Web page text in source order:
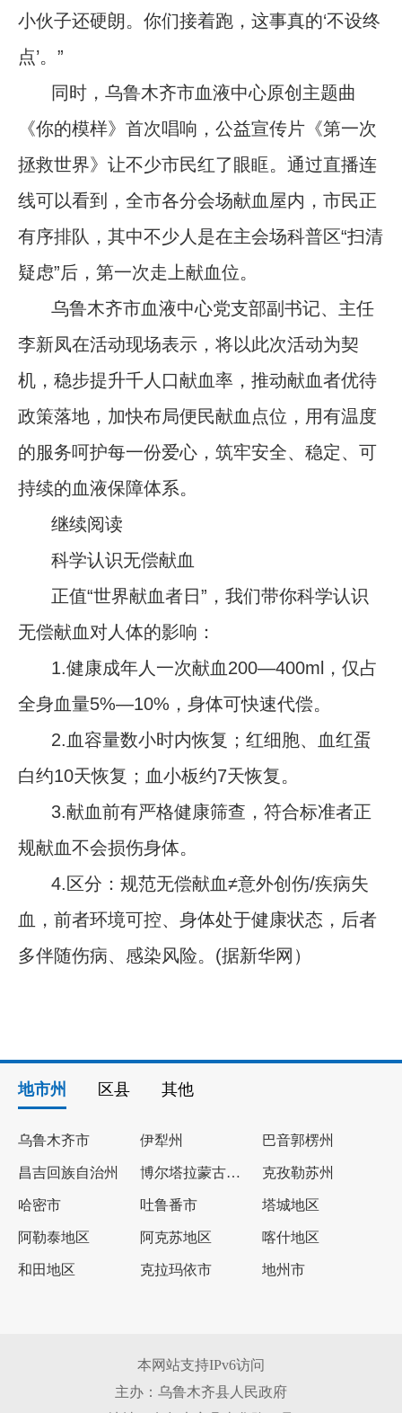
小伙子还硬朗。你们接着跑，这事真的‘不设终
点’。”
同时，乌鲁木齐市血液中心原创主题曲
《你的模样》首次唱响，公益宣传片《第一次
拯救世界》让不少市民红了眼眶。通过直播连
线可以看到，全市各分会场献血屋内，市民正
有序排队，其中不少人是在主会场科普区“扫清
疑虑”后，第一次走上献血位。
乌鲁木齐市血液中心党支部副书记、主任
李新凤在活动现场表示，将以此次活动为契
机，稳步提升千人口献血率，推动献血者优待
政策落地，加快布局便民献血点位，用有温度
的服务呵护每一份爱心，筑牢安全、稳定、可
持续的血液保障体系。
继续阅读
科学认识无偿献血
正值“世界献血者日”，我们带你科学认识
无偿献血对人体的影响：
1.健康成年人一次献血200—400ml，仅占
全身血量5%—10%，身体可快速代偿。
2.血容量数小时内恢复；红细胞、血红蛋
白约10天恢复；血小板约7天恢复。
3.献血前有严格健康筛查，符合标准者正
规献血不会损伤身体。
4.区分：规范无偿献血≠意外创伤/疾病失
血，前者环境可控、身体处于健康状态，后者
多伴随伤病、感染风险。(据新华网）
地市州 区县 其他
乌鲁木齐市 伊犁州 巴音郭楞州
昌吉回族自治州 博尔塔拉蒙古自治州 克孜勒苏州
哈密市 吐鲁番市 塔城地区
阿勒泰地区 阿克苏地区 喀什地区
和田地区 克拉玛依市 地州市
本网站支持IPv6访问
主办：乌鲁木齐县人民政府